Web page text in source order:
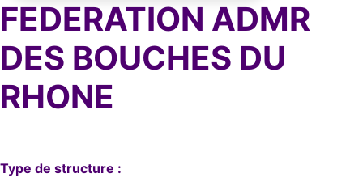
FEDERATION ADMR
DES BOUCHES DU
RHONE
Type de structure :